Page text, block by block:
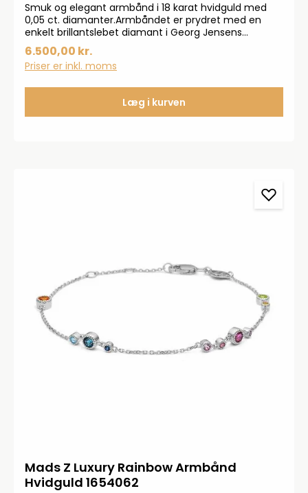
Smuk og elegant armbånd i 18 karat hvidguld med
0,05 ct. diamanter.Armbåndet er prydret med en
enkelt brillantslebet diamant i Georg Jensens
signaturindfatning.
6.500,00 kr.
Priser er inkl. moms
Læg i kurven
Mads Z Luxury Rainbow Armbånd
Hvidguld 1654062